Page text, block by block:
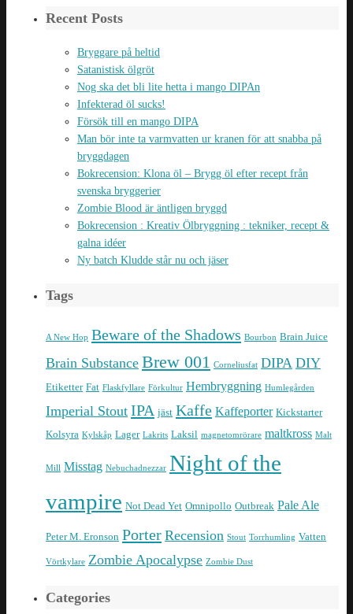
Recent Posts
Bryggare på heltid
Satanistisk ölgröt
Nog ska det bli lite hetta i mango DIPAn
Infekterad öl sucks!
Försök till en mango DIPA
Man bör inte ta varmvatten ur kranen för att snabba på
bryggdagen
Bokrecension: Klona öl – Brygg öl efter recept från
svenska bryggerier
Zombie Blood är äntligen bryggd
Bokrecension : Kreativ Ölbryggning : tekniker, recept &
galna idéer
Ny batch Kludde står nu och jäser
Tags
A New Hop Beware of the Shadows Bourbon Brain Juice
Brain Substance Brew 001 Corneliusfat DIPA DIY
Etiketter Fat Flaskfyllare Förkultur Hembryggning Humlegården
Imperial Stout IPA jäst Kaffe Kaffeporter Kickstarter
Kolsyra Kylskåp Lager Lakrits Laksil magnetomrörare maltkross Malt
Mill Misstag Nebuchadnezzar Night of the
vampire Not Dead Yet Omnipollo Outbreak Pale Ale
Peter M. Eronson Porter Recension Stout Torrhumling Vatten
Vörtkylare Zombie Apocalypse Zombie Dust
Categories